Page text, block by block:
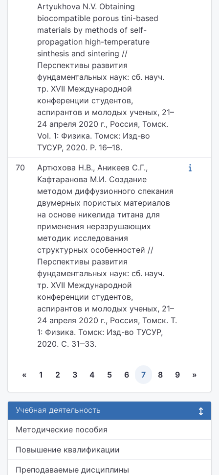
Artyukhova N.V. Obtaining
biocompatible porous tini-based
materials by methods of self-
propagation high-temperature
sinthesis and sintering //
Перспективы развития
фундаментальных наук: сб. науч.
тр. XVII Международной
конференции студентов,
аспирантов и молодых ученых, 21–
24 апреля 2020 г., Россия, Томск.
Vol. 1: Физика. Томск: Изд-во
ТУСУР, 2020. P. 16‒18.
70
Артюхова Н.В., Аникеев С.Г.,
Кафтаранова М.И. Создание
методом диффузионного спекания
двумерных пористых материалов
на основе никелида титана для
применения неразрушающих
методик исследования
структурных особенностей //
Перспективы развития
фундаментальных наук: сб. науч.
тр. XVII Международной
конференции студентов,
аспирантов и молодых ученых, 21–
24 апреля 2020 г., Россия, Томск. Т.
1: Физика. Томск: Изд-во ТУСУР,
2020. С. 31‒33.
« 1 2 3 4 5 6 7 8 9 »
Учебная деятельность
Методические пособия
Повышение квалификации
Преподаваемые дисциплины